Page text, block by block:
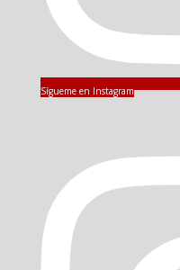
Sígueme en Instagram